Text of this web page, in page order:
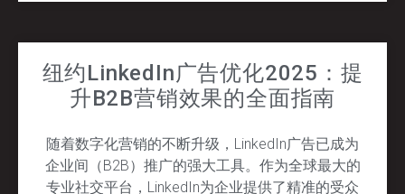
纽约LinkedIn广告优化2025：提
升B2B营销效果的全面指南
随着数字化营销的不断升级，LinkedIn广告已成为
企业间（B2B）推广的强大工具。作为全球最大的
专业社交平台，LinkedIn为企业提供了精准的受众